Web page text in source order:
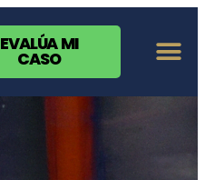
EVALÚA MI
CASO